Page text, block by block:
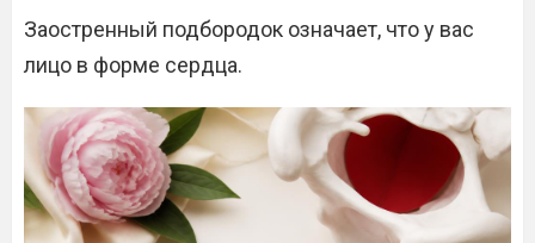
Заостренный подбородок означает, что у вас
лицо в форме сердца.